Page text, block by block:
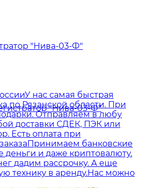
"Нива-03-Ф"
У нас самая быстрая
по Рязанской области. При
Отправляем в любу
доставки СДЕК, ПЭК или
Есть оплата при
Принимаем банковские
деньги и даже криптовалюту.
дадим рассрочку. А еще
технику в аренду.Нас можно